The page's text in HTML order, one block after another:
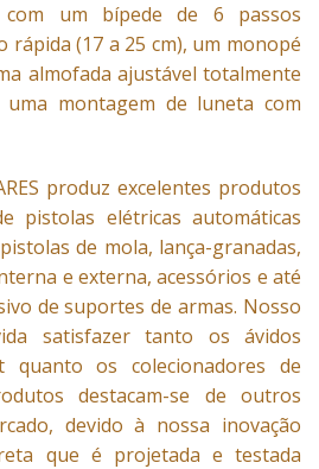
com um bípede de 6 passos
rápida (17 a 25 cm), um monopé
almofada ajustável totalmente
montagem de luneta com
produz excelentes produtos
pistolas elétricas automáticas
de mola, lança-granadas,
e externa, acessórios e até
de suportes de armas. Nosso
satisfazer tanto os ávidos
quanto os colecionadores de
destacam-se de outros
devido à nossa inovação
que é projetada e testada